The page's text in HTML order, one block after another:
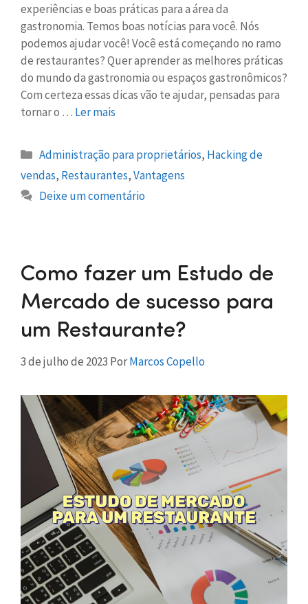
experiências e boas práticas para a área da
gastronomia. Temos boas notícias para você. Nós
podemos ajudar você! Você está começando no ramo
de restaurantes? Quer aprender as melhores práticas
do mundo da gastronomia ou espaços gastronômicos?
Com certeza essas dicas vão te ajudar, pensadas para
tornar o … Ler mais
Administração para proprietários, Hacking de
vendas, Restaurantes,Vantagens
Deixe um comentário
Como fazer um Estudo de
Mercado de sucesso para
um Restaurante?
3 de julho de 2023 PorMarcos Copello